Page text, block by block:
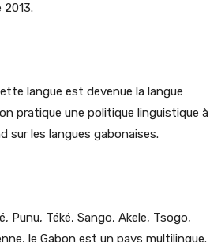
langue est devenue la langue
pratique une politique linguistique à
sur les langues gabonaises.
Punu, Téké, Sango, Akele, Tsogo,
le Gabon est un pays multilingue.